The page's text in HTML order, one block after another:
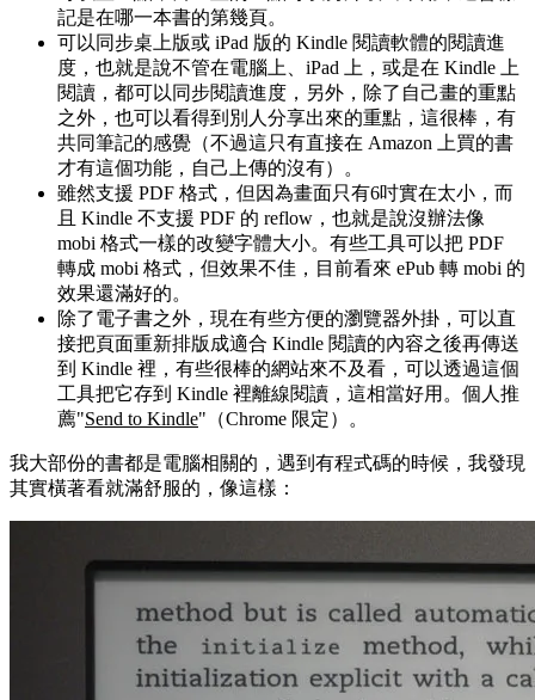
記是在哪一本書的第幾頁。
可以同步桌上版或 iPad 版的 Kindle 閱讀軟體的閱讀進
度，也就是說不管在電腦上、iPad 上，或是在 Kindle 上
閱讀，都可以同步閱讀進度，另外，除了自己畫的重點
之外，也可以看得到別人分享出來的重點，這很棒，有
共同筆記的感覺（不過這只有直接在 Amazon 上買的書
才有這個功能，自己上傳的沒有）。
雖然支援 PDF 格式，但因為畫面只有6吋實在太小，而
且 Kindle 不支援 PDF 的 reflow，也就是說沒辦法像
mobi 格式一樣的改變字體大小。有些工具可以把 PDF
轉成 mobi 格式，但效果不佳，目前看來 ePub 轉 mobi 的
效果還滿好的。
除了電子書之外，現在有些方便的瀏覽器外掛，可以直
接把頁面重新排版成適合 Kindle 閱讀的內容之後再傳送
到 Kindle 裡，有些很棒的網站來不及看，可以透過這個
工具把它存到 Kindle 裡離線閱讀，這相當好用。個人推
薦"Send to Kindle"（Chrome 限定）。
我大部份的書都是電腦相關的，遇到有程式碼的時候，我發現
其實橫著看就滿舒服的，像這樣：